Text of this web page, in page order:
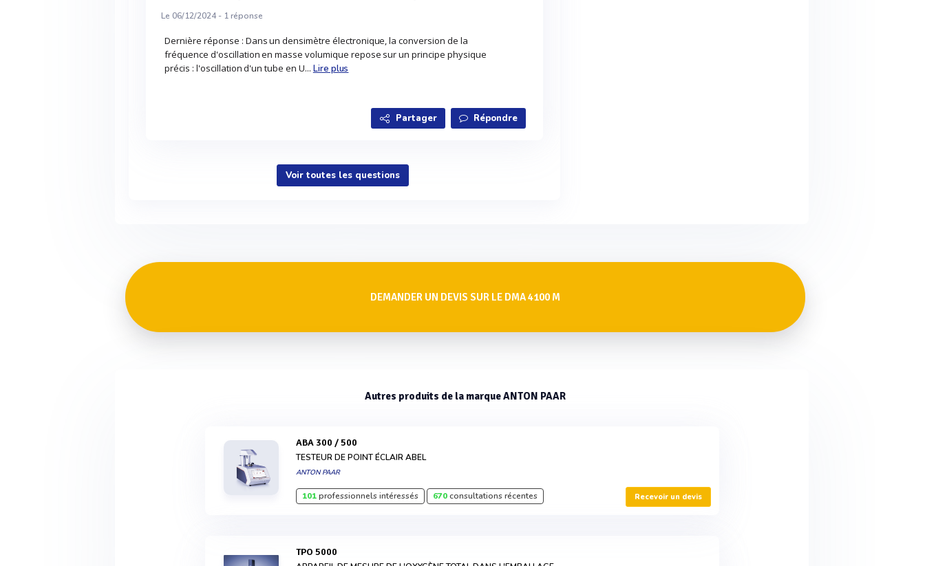
Le 06/12/2024 - 1réponse
Dernière réponse : Dans un densimètre électronique, la conversion de la
fréquence d'oscillation en masse volumique repose sur un principe physique
précis : l'oscillation d'un tube en U... Lire plus
Partager Répondre
Voir toutes les questions
DEMANDER UN DEVIS SUR LE DMA 4100 M
Autres produits de la marque ANTON PAAR
ABA 300 / 500
TESTEUR DE POINT ÉCLAIR ABEL
ANTON PAAR
101professionnels intéressés 670consultations récentes Recevoir un devis
TPO 5000